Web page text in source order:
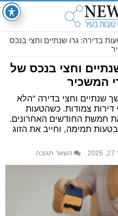
בדירה: גרו שנתיים וחצי בנכס
וחצי בנכס של
המשכיר
שנתיים וחצי בדירה "הלא
דירות צמודות. כשהטעות
חמשת החודשים האחרונים.
תמימה, וחייב את הזוג
השאר תגובה